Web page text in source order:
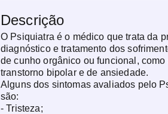
Descrição
O Psiquiatra é o médico que trata da
diagnóstico e tratamento dos
de cunho orgânico ou funcional, como
transtorno bipolar e de ansiedade.
Alguns dos sintomas avaliados pelo
são:
- Tristeza;